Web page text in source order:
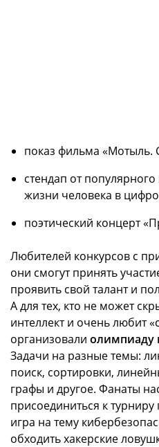
показ фильма «Мотыль.
стендап от
жизни человека в
поэтический концерт
Любителей конкурсов с
они смогут принять
проявить свой талант и
А для тех, кто не может
интеллект и очень любит
организовали олимпиаду
Задачи на разные темы:
поиск, сортировки,
графы и другое. Фанаты
присоединиться к турниру
игра на тему
обходить хакерские